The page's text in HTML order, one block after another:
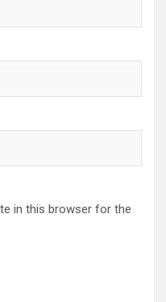
in this browser for the